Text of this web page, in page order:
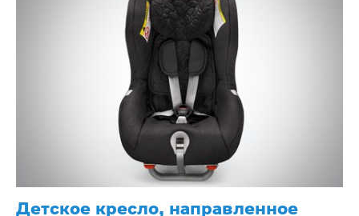
Детское кресло, направленное